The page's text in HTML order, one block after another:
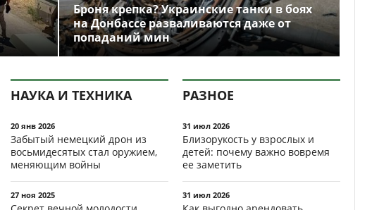
Броня крепка? Украинские танки в боях
на Донбассе разваливаются даже от
попаданий мин
НАУКА И ТЕХНИКА
20 янв 2026
Забытый немецкий дрон из
восьмидесятых стал оружием,
меняющим войны
27 ноя 2025
РАЗНОЕ
31 июл 2026
Близорукость у взрослых и
детей: почему важно вовремя
ее заметить
31 июл 2026